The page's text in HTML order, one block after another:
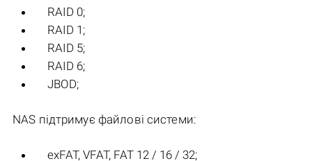
RAID 0;
RAID 1;
RAID 5;
RAID 6;
JBOD;
NAS підтримує файлові системи:
exFAT, VFAT, FAT 12 / 16 / 32;